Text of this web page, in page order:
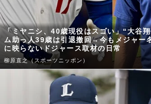
「ミヤニシ、40歳現役はスゴい」“大谷
ム助っ人39歳は引退撤回→今もメジャー
に映らないドジャース取材の日常
柳原直之（スポーツニッポン）